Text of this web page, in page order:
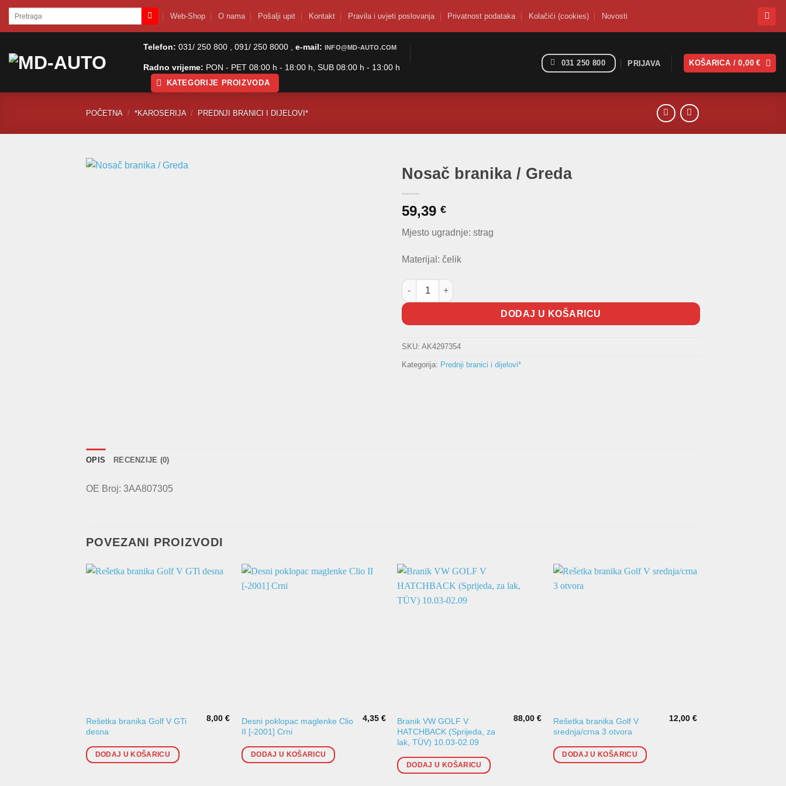
SkipPretraži: Web-Shop O nama Pošalji upit Kontakt Pravila i uvjeti poslovanja Privatnost podataka Kolačići (cookies) Novosti
Telefon: 031/ 250 800 , 091/ 250 8000 , e-mail: INFO@MD-AUTO.COM
Radno vrijeme: PON - PET 08:00 h - 18:00 h, SUB 08:00 h - 13:00 h
KATEGORIJE PROIZVODA
031 250 800 PRIJAVA KOŠARICA /0,00€
POČETNA / *KAROSERIJA / PREDNJI BRANICI I DIJELOVI*
Nosač branika / Greda
59,39 €
Mjesto ugradnje: strag
Materijal: čelik
Nosač branika / Greda količina
DODAJ U KOŠARICU
SKU: AK4297354
Kategorija: Prednji branici i dijelovi*
OPIS RECENZIJE (0)
OE Broj: 3AA807305
POVEZANI PROIZVODI
Rešetka branika Golf V GTi
desna
8,00€
DODAJ U KOŠARICU
Desni poklopac maglenke Clio
II [-2001] Crni
4,35 €
DODAJ U KOŠARICU
Branik VW GOLF V
HATCHBACK (Sprijeda, za
lak, TÜV) 10.03-02.09
88,00 €
DODAJ U KOŠARICU
Rešetka branika Golf V
srednja/crna 3 otvora
12,00€
DODAJ U KOŠARICU